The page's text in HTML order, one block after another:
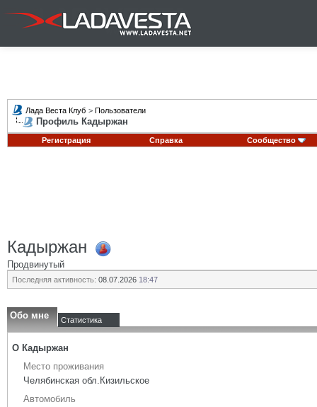
Лада Веста Клуб > Пользователи
Профиль Кадыржан
Регистрация Справка Сообщество
Кадыржан
Продвинутый
Последняя активность: 08.07.2026 18:47
Обо мне Статистика
О Кадыржан
Место проживания
Челябинская обл.Кизильское
Автомобиль